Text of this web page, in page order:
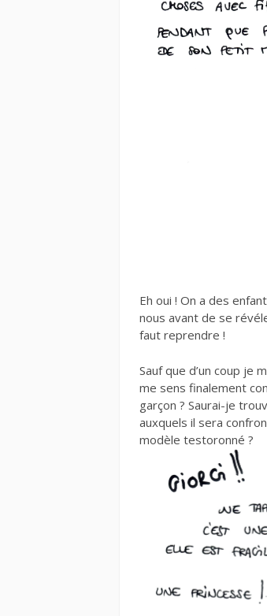
Eh oui ! On a des
nous avant de se
faut reprendre !
Sauf que d’un coup je
me sens finalement
garçon ? Saurai-je
auxquels il sera
modèle testoronné ?